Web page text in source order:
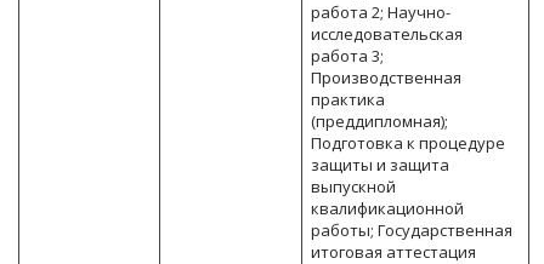
работа 2; Научно-
исследовательская
работа 3;
Производственная
практика
(преддипломная);
Подготовка к процедуре
защиты и защита
выпускной
квалификационной
работы; Государственная
итоговая аттестация